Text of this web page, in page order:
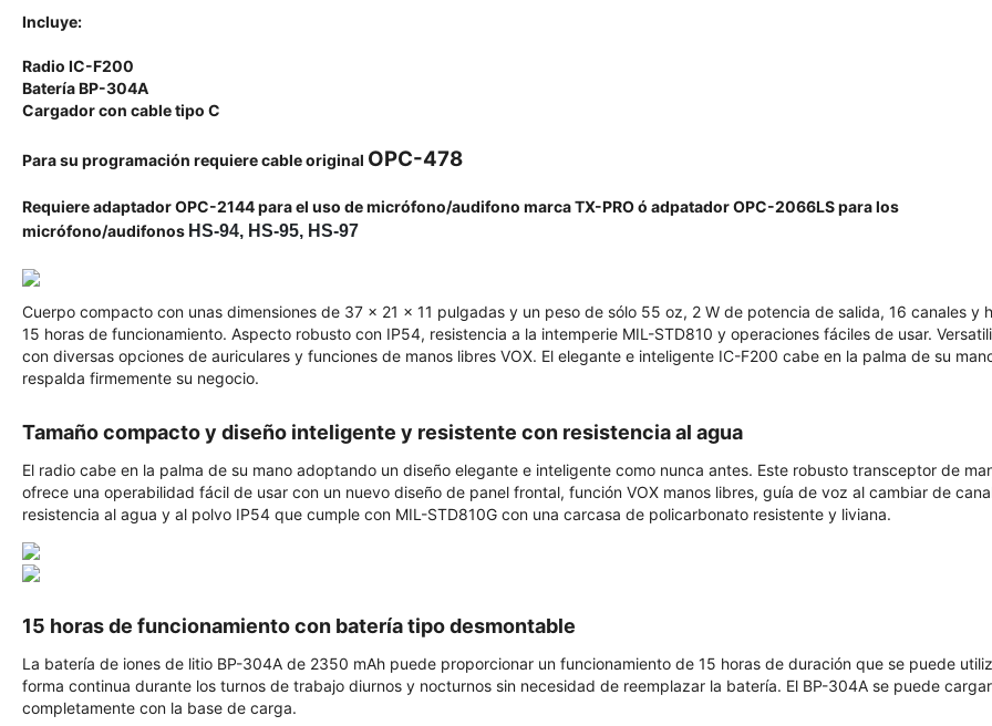
Incluye:
Radio IC-F200
Batería BP-304A
Cargador con cable tipo C
Para su programación requiere cable original OPC-478
Requiere adaptador OPC-2144 para el uso de micrófono/audifono marca TX-PRO ó adpatador OPC-2066LS para los
micrófono/audifonos HS-94, HS-95, HS-97
Cuerpo compacto con unas dimensiones de 37 x 21 x 11 pulgadas y un peso de sólo 55 oz, 2 W de potencia de salida, 16 canales y
15 horas de funcionamiento. Aspecto robusto con IP54, resistencia a la intemperie MIL-STD810 y operaciones fáciles de usar.
con diversas opciones de auriculares y funciones de manos libres VOX. El elegante e inteligente IC-F200 cabe en la palma de su
respalda firmemente su negocio.
Tamaño compacto y diseño inteligente y resistente con resistencia al agua
El radio cabe en la palma de su mano adoptando un diseño elegante e inteligente como nunca antes. Este robusto transceptor de
ofrece una operabilidad fácil de usar con un nuevo diseño de panel frontal, función VOX manos libres, guía de voz al cambiar de
resistencia al agua y al polvo IP54 que cumple con MIL-STD810G con una carcasa de policarbonato resistente y liviana.
15 horas de funcionamiento con batería tipo desmontable
La batería de iones de litio BP-304A de 2350 mAh puede proporcionar un funcionamiento de 15 horas de duración que se puede
forma continua durante los turnos de trabajo diurnos y nocturnos sin necesidad de reemplazar la batería. El BP-304A se puede cargar
completamente con la base de carga.